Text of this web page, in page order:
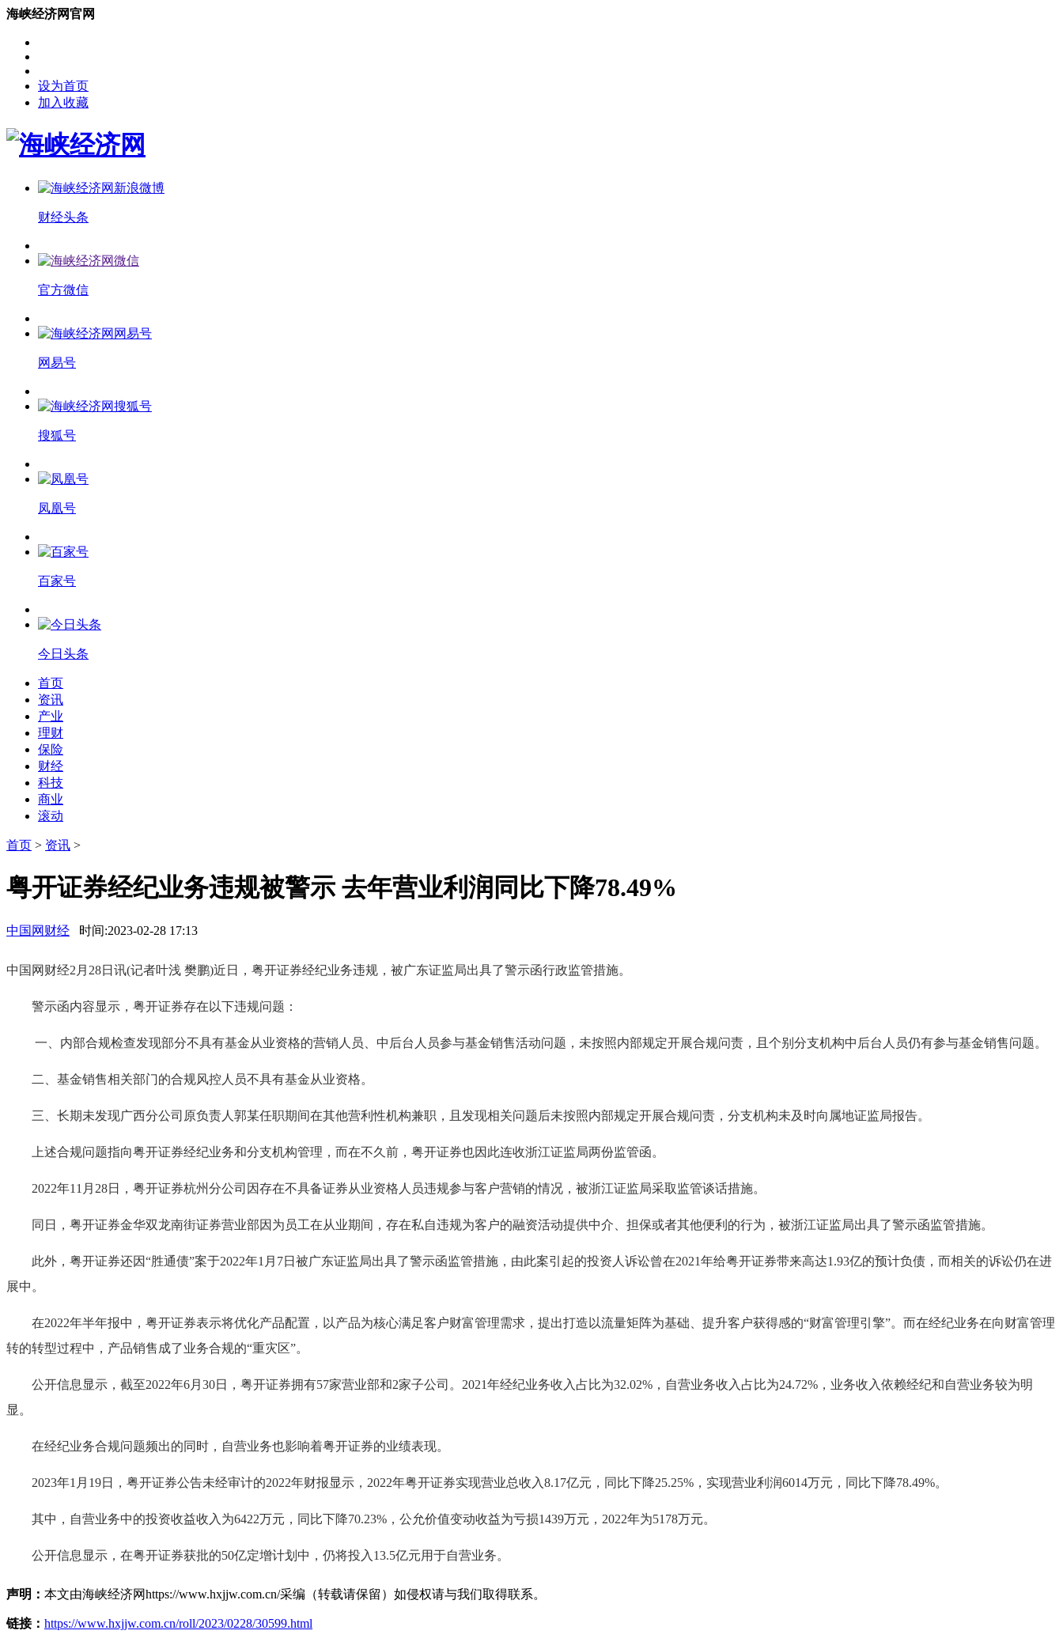
海峡经济网官网
设为首页
加入收藏
财经头条
官方微信
网易号
搜狐号
凤凰号
百家号
今日头条
首页
资讯
产业
理财
保险
财经
科技
商业
滚动
首页 > 资讯 >
粤开证券经纪业务违规被警示 去年营业利润同比下降78.49%
中国网财经 时间:2023-02-28 17:13
中国网财经2月28日讯(记者叶浅 樊鹏)近日，粤开证券经纪业务违规，被广东证监局出具了警示函行政监管措施。
警示函内容显示，粤开证券存在以下违规问题：
一、内部合规检查发现部分不具有基金从业资格的营销人员、中后台人员参与基金销售活动问题，未按照内部规定开展合规问责，且个别分支机构中后台人员仍有参与基金销售问题。
二、基金销售相关部门的合规风控人员不具有基金从业资格。
三、长期未发现广西分公司原负责人郭某任职期间在其他营利性机构兼职，且发现相关问题后未按照内部规定开展合规问责，分支机构未及时向属地证监局报告。
上述合规问题指向粤开证券经纪业务和分支机构管理，而在不久前，粤开证券也因此连收浙江证监局两份监管函。
2022年11月28日，粤开证券杭州分公司因存在不具备证券从业资格人员违规参与客户营销的情况，被浙江证监局采取监管谈话措施。
同日，粤开证券金华双龙南街证券营业部因为员工在从业期间，存在私自违规为客户的融资活动提供中介、担保或者其他便利的行为，被浙江证监局出具了警示函监管措施。
此外，粤开证券还因“胜通债”案于2022年1月7日被广东证监局出具了警示函监管措施，由此案引起的投资人诉讼曾在2021年给粤开证券带来高达1.93亿的预计负债，而相关的诉讼仍在进
展中。
在2022年半年报中，粤开证券表示将优化产品配置，以产品为核心满足客户财富管理需求，提出打造以流量矩阵为基础、提升客户获得感的“财富管理引擎”。而在经纪业务在向财富管理
转的转型过程中，产品销售成了业务合规的“重灾区”。
公开信息显示，截至2022年6月30日，粤开证券拥有57家营业部和2家子公司。2021年经纪业务收入占比为32.02%，自营业务收入占比为24.72%，业务收入依赖经纪和自营业务较为明
显。
在经纪业务合规问题频出的同时，自营业务也影响着粤开证券的业绩表现。
2023年1月19日，粤开证券公告未经审计的2022年财报显示，2022年粤开证券实现营业总收入8.17亿元，同比下降25.25%，实现营业利润6014万元，同比下降78.49%。
其中，自营业务中的投资收益收入为6422万元，同比下降70.23%，公允价值变动收益为亏损1439万元，2022年为5178万元。
公开信息显示，在粤开证券获批的50亿定增计划中，仍将投入13.5亿元用于自营业务。
声明： 本文由海峡经济网https://www.hxjjw.com.cn/采编（转载请保留）如侵权请与我们取得联系。
链接： https://www.hxjjw.com.cn/roll/2023/0228/30599.html